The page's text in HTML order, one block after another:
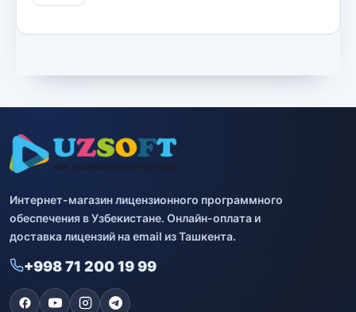
Интернет-магазин лицензионного программного
обеспечения в Узбекистане. Онлайн-оплата и
доставка лицензий на email из Ташкента.
+998 71 200 19 99